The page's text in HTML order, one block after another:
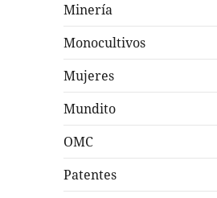
Minería
Monocultivos
Mujeres
Mundito
OMC
Patentes